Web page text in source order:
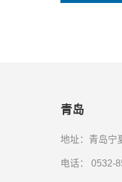
青岛
地址：青岛宁
电话： 0532-